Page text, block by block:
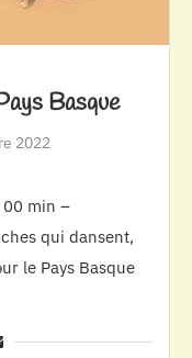
Basque
2022
min –
qui dansent,
le Pays Basque